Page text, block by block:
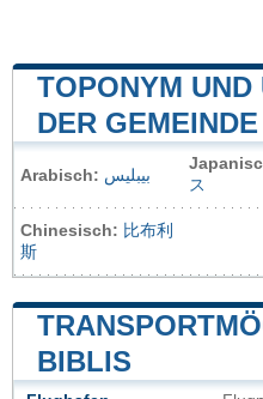
TOPONYM UND
DER
Arabisch: بيبليس
ス
Chinesisch: 比布利
斯
BIBLIS